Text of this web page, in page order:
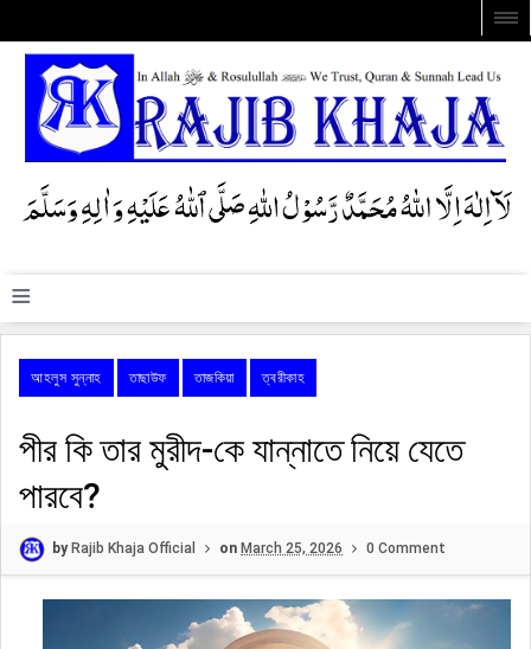
≡
আহলুস সুন্নাহ তাছাউফ তাজকিয়া ত্বরীকাহ
পীর কি তার মুরীদ-কে যান্নাতে নিয়ে যেতে
পারবে?
byRajib Khaja Official on March 25, 2026 0 Comment